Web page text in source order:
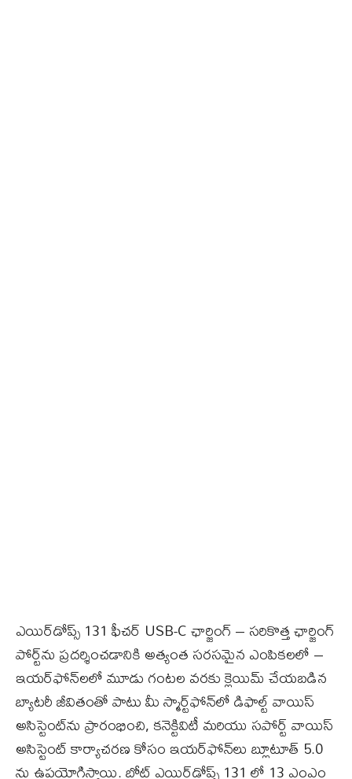
ఎయిర్‌డోప్స్ 131 ఫీచర్ USB-C ఛార్జింగ్ – సరికొత్త ఛార్జింగ్
పోర్ట్‌ను ప్రదర్శించడానికి అత్యంత సరసమైన ఎంపికలలో –
ఇయర్‌ఫోన్‌లలో మూడు గంటల వరకు క్లెయిమ్ చేయబడిన
బ్యాటరీ జీవితంతో పాటు మీ స్మార్ట్‌ఫోన్‌లో డిఫాల్ట్ వాయిస్
అసిస్టెంట్‌ను ప్రారంభించి, కనెక్టివిటీ మరియు సపోర్ట్ వాయిస్
అసిస్టెంట్ కార్యాచరణ కోసం ఇయర్‌ఫోన్‌లు బ్లూటూత్ 5.0
ను ఉపయోగిస్తాయి. బోట్ ఎయిర్‌డోప్స్ 131 లో 13 ఎంఎం